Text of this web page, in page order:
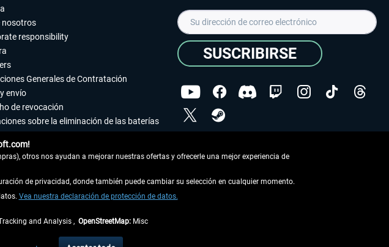
nosotros
responsibility
Generales de Contratación
envío
de revocación
sobre la eliminación de las baterías
legal
SUSCRIBIRSE
Copyright © Aerosoft GmbH - Todos los derechos
tasas de recepción si no se describe lo contrario
otros nos ayudan a mejorar nuestras ofertas y ofrecerle una mejor experiencia de
de privacidad, donde también puede cambiar su selección en cualquier momento.
Vea nuestra declaración de protección de datos.
and Analysis , OpenStreetMap: Misc